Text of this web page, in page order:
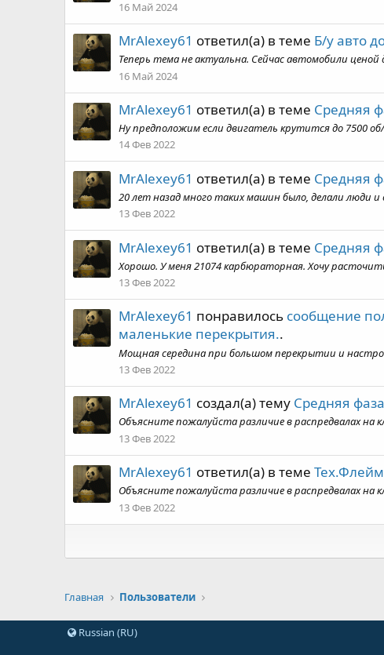
16 Май 2024
MrAlexey61 ответил(а) в теме Б/у авто
Теперь тема не актуальна. Сейчас автомобили
16 Май 2024
MrAlexey61 ответил(а) в теме Средняя
Ну предположим если двигатель крутится до 7500
14 Фев 2022
MrAlexey61 ответил(а) в теме Средняя
20 лет назад много таких машин было, делали люди и
13 Фев 2022
MrAlexey61 ответил(а) в теме Средняя
Хорошо. У меня 21074 карбюраторная. Хочу
13 Фев 2022
MrAlexey61 понравилось сообщение
маленькие перекрытия..
Мощная середина при большом перекрытии и
13 Фев 2022
MrAlexey61 создал(а) тему Средняя
Объясните пожалуйста различие в распредвалах
13 Фев 2022
MrAlexey61 ответил(а) в теме Тех.Флейм
Объясните пожалуйста различие в распредвалах на
13 Фев 2022
Главная Пользователи
Russian (RU)